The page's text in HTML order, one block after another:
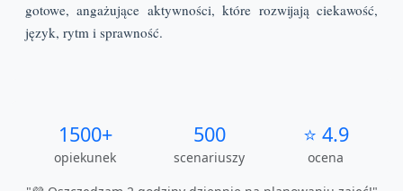
gotowe, angażujące aktywności, które rozwijają ciekawość,
język, rytm i sprawność.
1500+
opiekunek
500
scenariuszy
⭐ 4.9
ocena